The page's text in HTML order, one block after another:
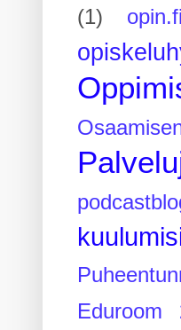
(1)
Eduroom